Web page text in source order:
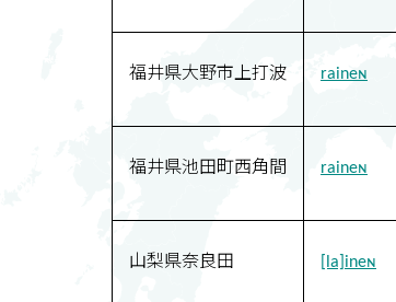
福井県大野市上打波 raineɴ
福井県池田町西角間 raineɴ
山梨県奈良田 [la]ineɴ